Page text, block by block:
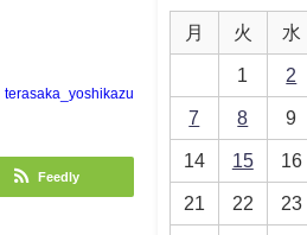
terasaka_yoshikazu
Feedly
月 火 水
1 2
7 8 9
14 15 16
21 22 23